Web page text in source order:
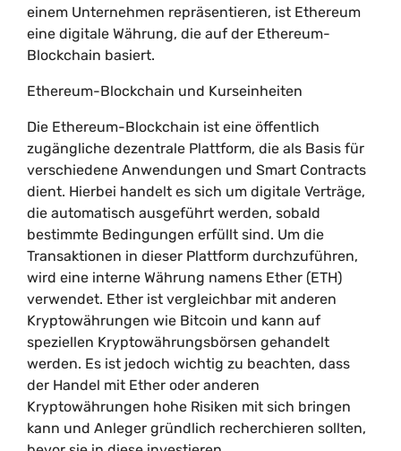
einem Unternehmen repräsentieren, ist Ethereum
eine digitale Währung, die auf der Ethereum-
Blockchain basiert.
Ethereum-Blockchain und Kurseinheiten
Die Ethereum-Blockchain ist eine öffentlich
zugängliche dezentrale Plattform, die als Basis für
verschiedene Anwendungen und Smart Contracts
dient. Hierbei handelt es sich um digitale Verträge,
die automatisch ausgeführt werden, sobald
bestimmte Bedingungen erfüllt sind. Um die
Transaktionen in dieser Plattform durchzuführen,
wird eine interne Währung namens Ether (ETH)
verwendet. Ether ist vergleichbar mit anderen
Kryptowährungen wie Bitcoin und kann auf
speziellen Kryptowährungsbörsen gehandelt
werden. Es ist jedoch wichtig zu beachten, dass
der Handel mit Ether oder anderen
Kryptowährungen hohe Risiken mit sich bringen
kann und Anleger gründlich recherchieren sollten,